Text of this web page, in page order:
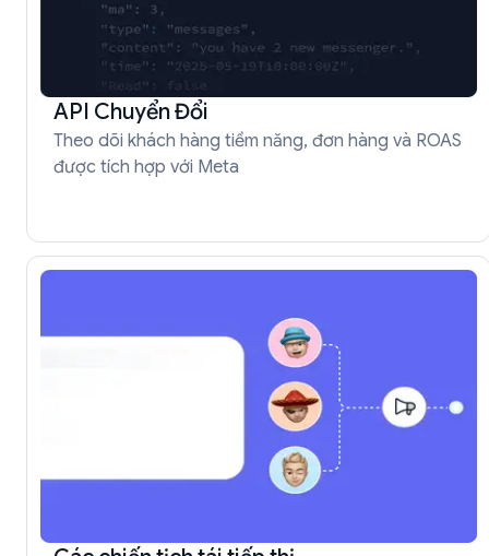
API Chuyển Đổi
Theo dõi khách hàng tiềm năng, đơn hàng và ROAS
được tích hợp với Meta